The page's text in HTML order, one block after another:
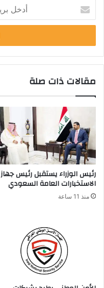
خ
ب
ر
د
ا
ل
ر
و
ن
ي
مقالات ذات صلة
رئيس الوزراء يستقبل رئيس جهاز
الاستخبارات العامة السعودي
منذ 11 ساعة